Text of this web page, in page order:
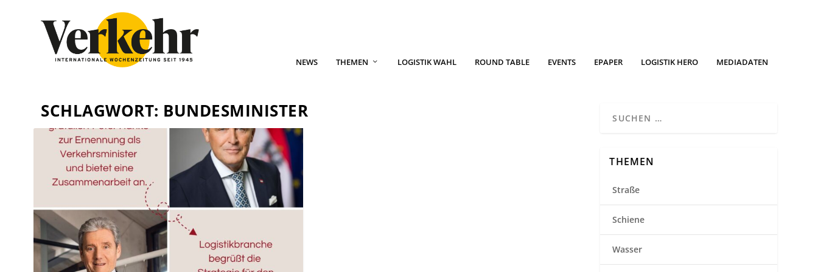
NEWS THEMEN LOGISTIK WAHL ROUND TABLE EVENTS EPAPER LOGISTIK HERO MEDIADATEN
SCHLAGWORT: BUNDESMINISTER
THEMEN
Straße
Schiene
Wasser